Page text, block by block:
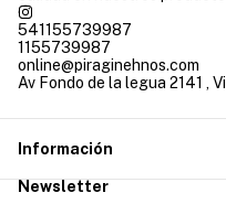
541155739987
1155739987
online@piraginehnos.com
Av Fondo de la legua 2141 ,
Información
Newsletter